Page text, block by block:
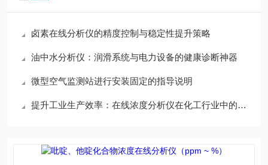
卤素在线分析仪的精度控制与稳定性提升策略
油中水分析仪：润滑系统与电力设备的健康诊断神器
微型空气监测站进行安装固定的指导说明
提升工业生产效率：在线浓度分析仪在化工行业中的关键作用